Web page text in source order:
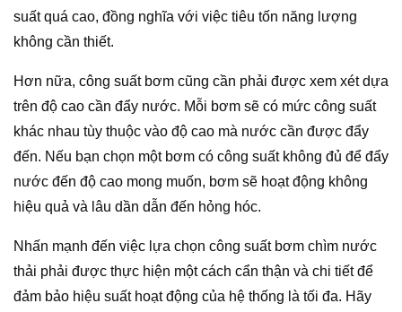
suất quá cao, đồng nghĩa với việc tiêu tốn năng lượng
không cần thiết.
Hơn nữa, công suất bơm cũng cần phải được xem xét dựa
trên độ cao cần đẩy nước. Mỗi bơm sẽ có mức công suất
khác nhau tùy thuộc vào độ cao mà nước cần được đẩy
đến. Nếu bạn chọn một bơm có công suất không đủ để đẩy
nước đến độ cao mong muốn, bơm sẽ hoạt động không
hiệu quả và lâu dần dẫn đến hỏng hóc.
Nhấn mạnh đến việc lựa chọn công suất bơm chìm nước
thải phải được thực hiện một cách cẩn thận và chi tiết để
đảm bảo hiệu suất hoạt động của hệ thống là tối đa. Hãy